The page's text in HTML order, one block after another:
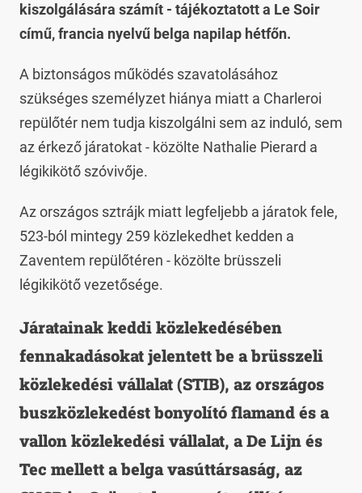
kiszolgálására számít - tájékoztatott a Le Soir
című, francia nyelvű belga napilap hétfőn.
A biztonságos működés szavatolásához
szükséges személyzet hiánya miatt a Charleroi
repülőtér nem tudja kiszolgálni sem az induló, sem
az érkező járatokat - közölte Nathalie Pierard a
légikikötő szóvivője.
Az országos sztrájk miatt legfeljebb a járatok fele,
523-ból mintegy 259 közlekedhet kedden a
Zaventem repülőtéren - közölte brüsszeli
légikikötő vezetősége.
Járatainak keddi közlekedésében
fennakadásokat jelentett be a brüsszeli
közlekedési vállalat (STIB), az országos
buszközlekedést bonyolító flamand és a
vallon közlekedési vállalat, a De Lijn és
Tec mellett a belga vasúttársaság, az